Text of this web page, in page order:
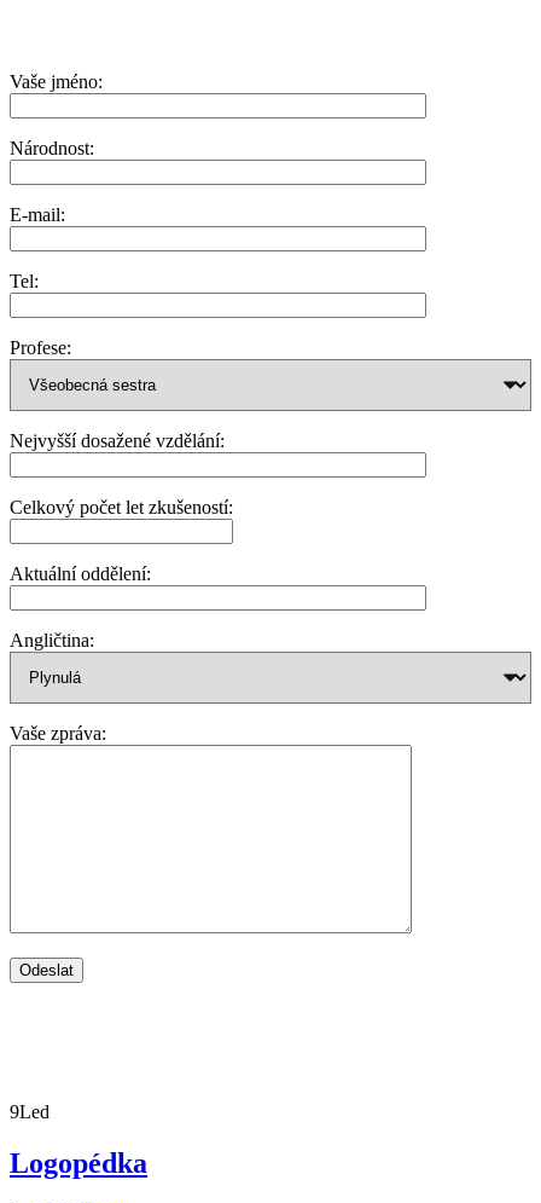
Vaše jméno:
Národnost:
E-mail:
Tel:
Profese:
Nejvyšší dosažené vzdělání:
Celkový počet let zkušeností:
Aktuální oddělení:
Angličtina:
Vaše zpráva:
9Led
Logopédka